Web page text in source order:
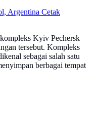
Argentina Cetak
Kyiv Pechersk
tersebut. Kompleks
sebagai salah satu
berbagai tempat